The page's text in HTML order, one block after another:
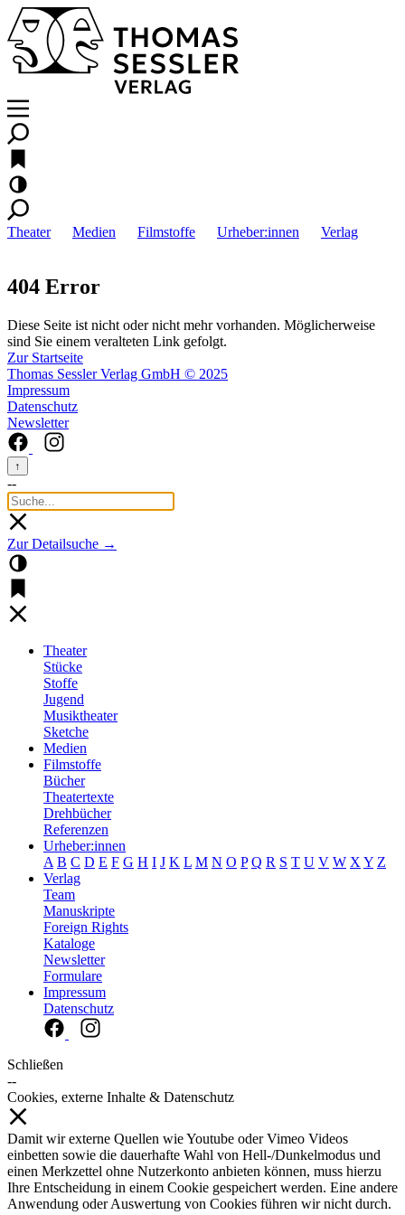
Theater Medien Filmstoffe Urheber:innen Verlag
404 Error
Diese Seite ist nicht oder nicht mehr vorhanden. Möglicherweise
sind Sie einem veralteten Link gefolgt.
Zur Startseite
Thomas Sessler Verlag GmbH © 2025
Impressum
Datenschutz
Newsletter
↑
--
Zur Detailsuche →
Theater
Stücke
Stoffe
Jugend
Musiktheater
Sketche
Medien
Filmstoffe
Bücher
Theatertexte
Drehbücher
Referenzen
Urheber:innen
A B C D E F G H I J K L M N O P Q R S T U V W X Y Z
Verlag
Team
Manuskripte
Foreign Rights
Kataloge
Newsletter
Formulare
Impressum
Datenschutz
Schließen
--
Cookies, externe Inhalte & Datenschutz
Damit wir externe Quellen wie Youtube oder Vimeo Videos
einbetten sowie die dauerhafte Wahl von Hell-/Dunkelmodus und
einen Merkzettel ohne Nutzerkonto anbieten können, muss hierzu
Ihre Entscheidung in einem Cookie gespeichert werden. Eine andere
Anwendung oder Auswertung von Cookies führen wir nicht durch.